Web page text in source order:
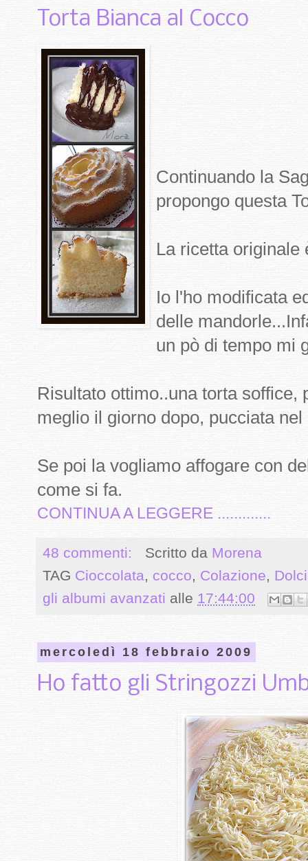
Torta Bianca al Cocco
Continuando la
propongo questa
La ricetta originale
Io l'ho modificata
delle
un pò di tempo mi
Risultato ottimo..una torta soffice,
meglio il giorno dopo, pucciata
Se poi la vogliamo affogare con
come si fa.
CONTINUA A LEGGERE .............
48 commenti: Scritto da Morena
TAG Cioccolata, cocco, Colazione,
gli albumi avanzati alle 17:44:00
mercoledì 18 febbraio 2009
Ho fatto gli Stringozzi